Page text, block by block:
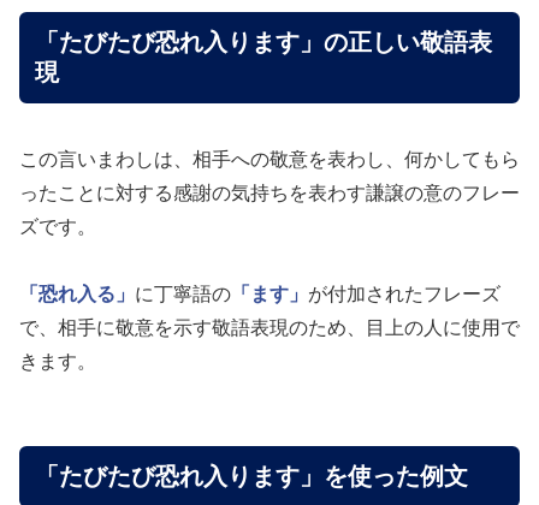
「たびたび恐れ入ります」の正しい敬語表
現
この言いまわしは、相手への敬意を表わし、何かしてもら
ったことに対する感謝の気持ちを表わす謙譲の意のフレー
ズです。
「恐れ入る」 に丁寧語の 「ます」 が付加されたフレーズ
で、相手に敬意を示す敬語表現のため、目上の人に使用で
きます。
「たびたび恐れ入ります」を使った例文